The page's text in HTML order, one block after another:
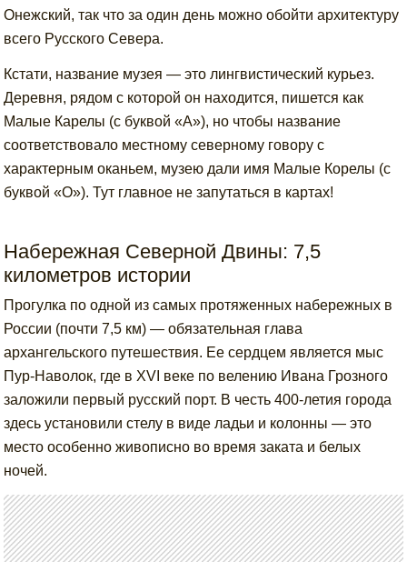
Онежский, так что за один день можно обойти архитектуру
всего Русского Севера.
Кстати, название музея — это лингвистический курьез.
Деревня, рядом с которой он находится, пишется как
Малые Карелы (с буквой «А»), но чтобы название
соответствовало местному северному говору с
характерным оканьем, музею дали имя Малые Корелы (с
буквой «О»). Тут главное не запутаться в картах!
Набережная Северной Двины: 7,5
километров истории
Прогулка по одной из самых протяженных набережных в
России (почти 7,5 км) — обязательная глава
архангельского путешествия. Ее сердцем является мыс
Пур-Наволок, где в XVI веке по велению Ивана Грозного
заложили первый русский порт. В честь 400-летия города
здесь установили стелу в виде ладьи и колонны — это
место особенно живописно во время заката и белых
ночей.